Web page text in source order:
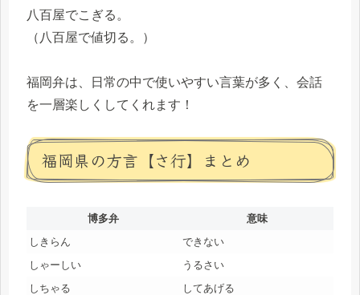
八百屋でこぎる。
（八百屋で値切る。）
福岡弁は、日常の中で使いやすい言葉が多く、会話
を一層楽しくしてくれます！
福岡県の方言【さ行】まとめ
博多弁
意味
しきらん
できない
しゃーしい
うるさい
しちゃる
してあげる